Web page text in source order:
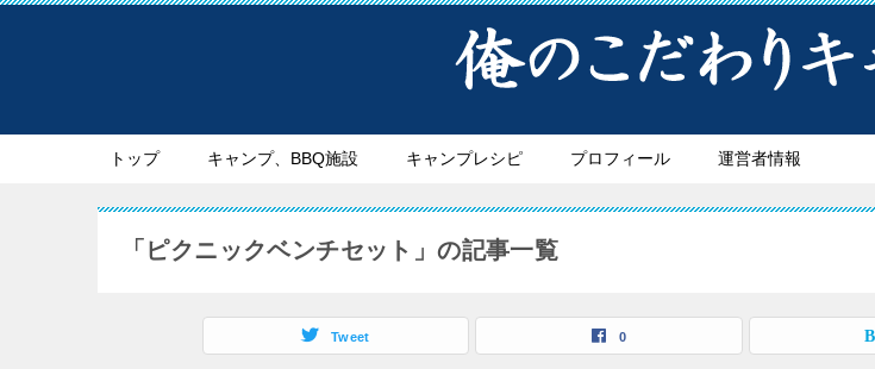
トップ キャンプ、BBQ施設 キャンプレシピ プロフィール 運営者情報
「ピクニックベンチセット」の記事一覧
Tweet 0